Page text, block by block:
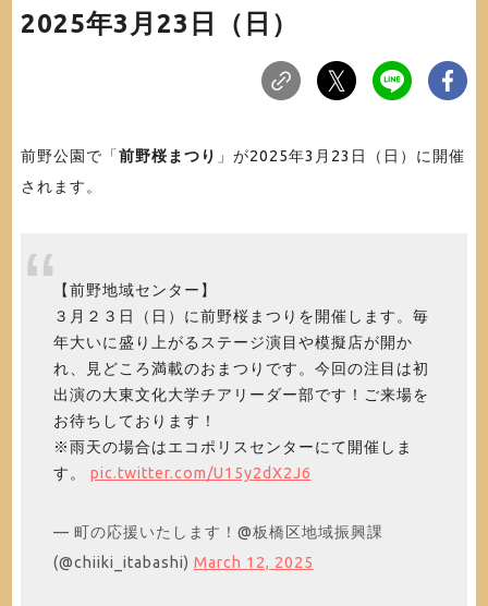
2025年3月23日（日）
前野公園で「前野桜まつり 」が2025年3月23日（日）に開催
されます。
【前野地域センター】
３月２３日（日）に前野桜まつりを開催します。毎
年大いに盛り上がるステージ演目や模擬店が開か
れ、見どころ満載のおまつりです。今回の注目は初
出演の大東文化大学チアリーダー部です！ご来場を
お待ちしております！
※雨天の場合はエコポリスセンターにて開催しま
す。 pic.twitter.com/U15y2dX2J6
— 町の応援いたします！@板橋区地域振興課
(@chiiki_itabashi) March 12, 2025